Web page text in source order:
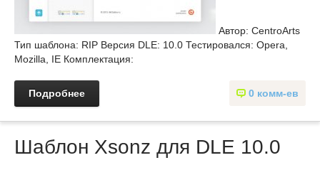
Автор: CentroArts
Тип шаблона: RIP Версия DLE: 10.0 Тестировался: Opera,
Mozilla, IE Комплектация:
0 комм-ев
Подробнее
Шаблон Xsonz для DLE 10.0